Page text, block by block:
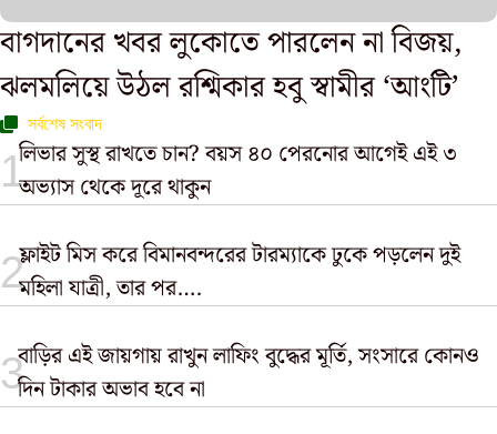
বাগদানের খবর লুকোতে পারলেন না বিজয়,
ঝলমলিয়ে উঠল রশ্মিকার হবু স্বামীর ‘আংটি’
সর্বশেষ সংবাদ
লিভার সুস্থ রাখতে চান? বয়স ৪০ পেরনোর আগেই এই ৩
অভ্যাস থেকে দূরে থাকুন
ফ্লাইট মিস করে বিমানবন্দরের টারম্যাকে ঢুকে পড়লেন দুই
মহিলা যাত্রী, তার পর….
বাড়ির এই জায়গায় রাখুন লাফিং বুদ্ধের মূর্তি, সংসারে কোনও
দিন টাকার অভাব হবে না